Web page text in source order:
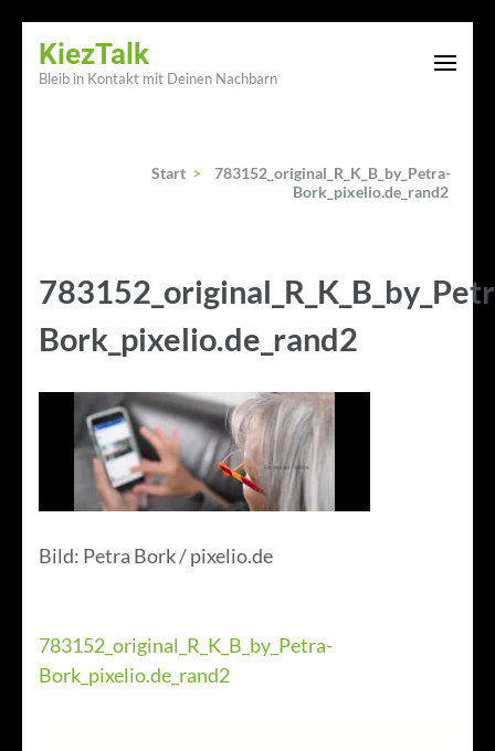
Inhalt
KiezTalk
Bleib in Kontakt mit Deinen Nachbarn
Start >
783152_original_R_K_B_by_Petra-
Bork_pixelio.de_rand2
Bork_pixelio.de_rand2
Bild: Petra Bork / pixelio.de
Beitragsnavigation
783152_original_R_K_B_by_Petra-
Bork_pixelio.de_rand2